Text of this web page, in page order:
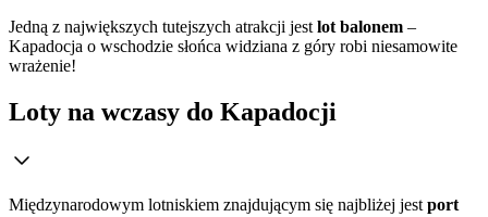
Jedną z największych tutejszych atrakcji jest lot balonem –
Kapadocja o wschodzie słońca widziana z góry robi niesamowite
wrażenie!
Loty na wczasy do Kapadocji
Międzynarodowym lotniskiem znajdującym się najbliżej jestport